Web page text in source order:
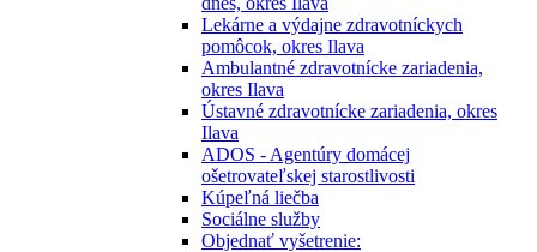
Lekárne a výdajne zdravotníckych
pomôcok, okres Ilava
Ambulantné zdravotnícke zariadenia,
okres Ilava
Ústavné zdravotnícke zariadenia, okres
Ilava
ADOS - Agentúry domácej
ošetrovateľskej starostlivosti
Kúpeľná liečba
Sociálne služby
Objednať vyšetrenie: